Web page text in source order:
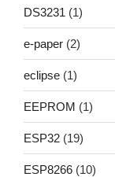
DS3231 (1)
e-paper (2)
eclipse (1)
EEPROM (1)
ESP32 (19)
ESP8266 (10)